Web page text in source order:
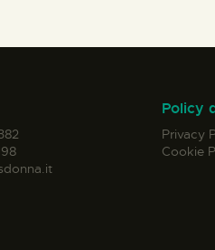
Policy
Privacy
Cookie